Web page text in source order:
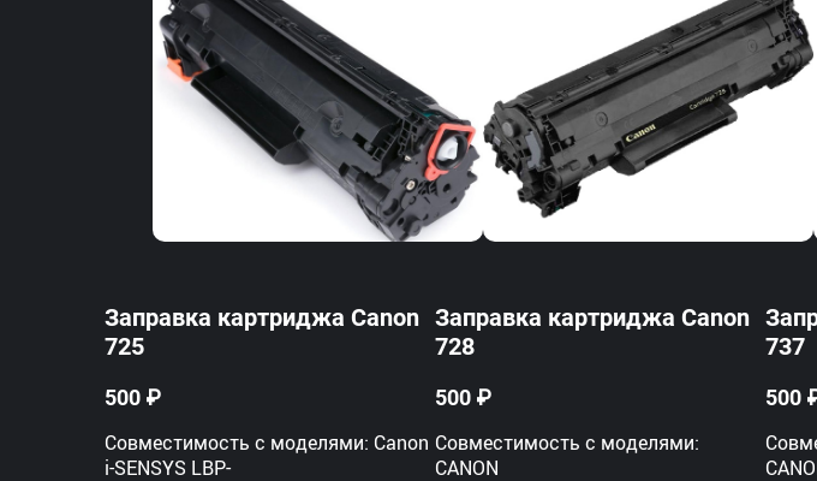
Заправка картриджа Canon
725
500 ₽
Совместимость с моделями: Canon
i-SENSYS LBP-
Заправка картриджа Canon
728
500 ₽
Совместимость с моделями:
CANON
737
500